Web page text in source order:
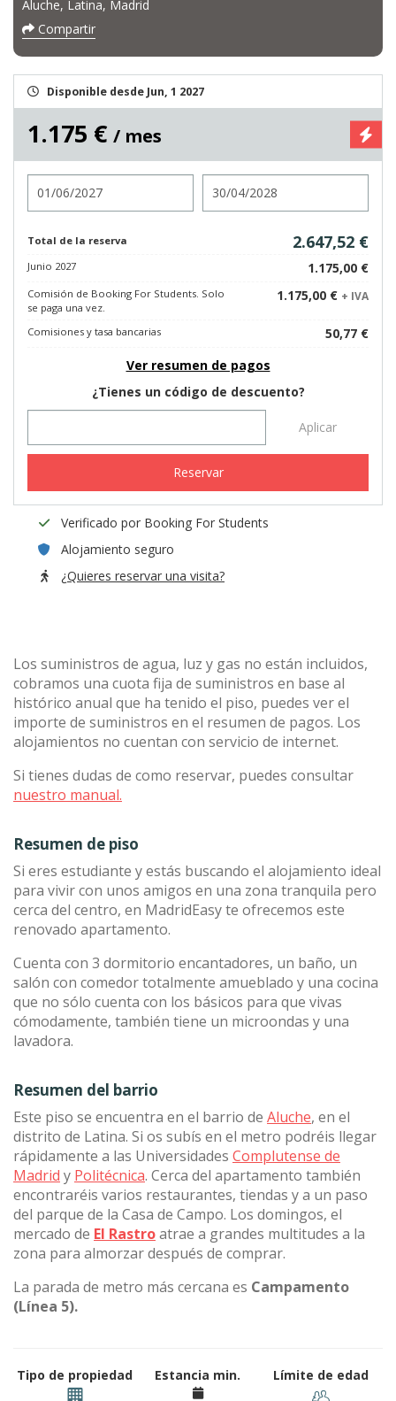
Aluche, Latina, Madrid
Compartir
Disponible desde Jun, 1 2027
1.175 € / mes
Total de la reserva 2.647,52 €
Junio 2027 1.175,00 €
Comisión de Booking For Students. Solo
se paga una vez.
1.175,00 € + IVA
Comisiones y tasa bancarias
50,77 €
Ver resumen de pagos
¿Tienes un código de descuento?
Aplicar
Reservar
Verificado por Booking For Students
Alojamiento seguro
¿Quieres reservar una visita?
Los suministros de agua, luz y gas no están incluidos,
cobramos una cuota fija de suministros en base al
histórico anual que ha tenido el piso, puedes ver el
importe de suministros en el resumen de pagos. Los
alojamientos no cuentan con servicio de internet.
Si tienes dudas de como reservar, puedes consultar
nuestro manual.
Resumen de piso
Si eres estudiante y estás buscando el alojamiento ideal
para vivir con unos amigos en una zona tranquila pero
cerca del centro, en MadridEasy te ofrecemos este
renovado apartamento.
Cuenta con 3 dormitorio encantadores, un baño, un
salón con comedor totalmente amueblado y una cocina
que no sólo cuenta con los básicos para que vivas
cómodamente, también tiene un microondas y una
lavadora.
Resumen del barrio
Este piso se encuentra en el barrio de Aluche, en el
distrito de Latina. Si os subís en el metro podréis llegar
rápidamente a las Universidades Complutense de
Madrid y Politécnica. Cerca del apartamento también
encontraréis varios restaurantes, tiendas y a un paso
del parque de la Casa de Campo. Los domingos, el
mercado de El Rastroatrae a grandes multitudes a la
zona para almorzar después de comprar.
La parada de metro más cercana es Campamento
(Línea 5).
Tipo de propiedad Estancia min. Límite de edad